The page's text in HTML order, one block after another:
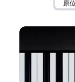
原位